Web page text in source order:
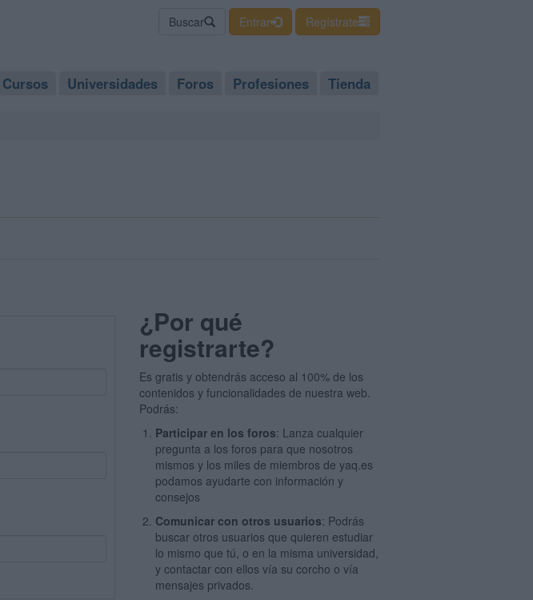
Buscar Entrar Regístrate
Cursos Universidades Foros Profesiones Tienda
¿Por qué
registrarte?
Es gratis y obtendrás acceso al 100% de los
contenidos y funcionalidades de nuestra web.
Podrás:
Participar en los foros: Lanza cualquier
pregunta a los foros para que nosotros
mismos y los miles de miembros de yaq.es
podamos ayudarte con información y
consejos
Comunicar con otros usuarios: Podrás
buscar otros usuarios que quieren estudiar
lo mismo que tú, o en la misma universidad,
y contactar con ellos vía su corcho o vía
mensajes privados.